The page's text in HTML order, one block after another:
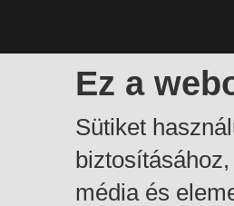
Ez a
Sütiket
média és